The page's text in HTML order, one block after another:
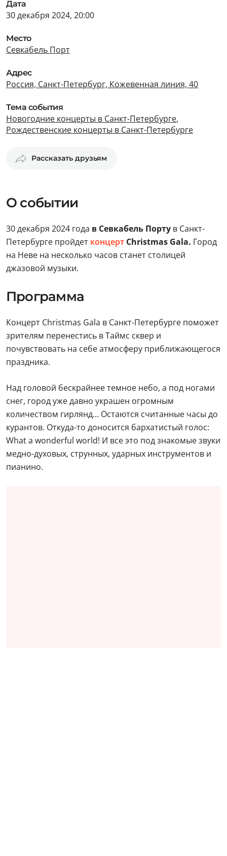
Дата
30 декабря 2024, 20:00
Место
Севкабель Порт
Адрес
Россия, Санкт-Петербург, Кожевенная линия, 40
Тема события
Новогодние концерты в Санкт-Петербурге,
Рождественские концерты в Санкт-Петербурге
Рассказать друзьям
О событии
30 декабря 2024 года в Севкабель Порту в Санкт-
Петербурге пройдет концерт Christmas Gala. Город
на Неве на несколько часов станет столицей
джазовой музыки.
Программа
Концерт Christmas Galа в Санкт-Петербурге поможет
зрителям перенестись в Таймс сквер и
почувствовать на себе атмосферу приближающегося
праздника.
Над головой бескрайнее темное небо, а под ногами
снег, город уже давно украшен огромным
количеством гирлянд… Остаются считанные часы до
курантов. Откуда-то доносится бархатистый голос:
What a wonderful world! И все это под знакомые звуки
медно-духовых, струнных, ударных инструментов и
пианино.